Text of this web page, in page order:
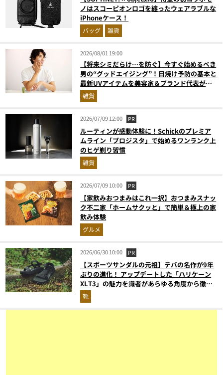
ノはスコーピオンロゴを纏ったウェアラブルな
iPhoneケース！
バッグ 雑貨
2026/08/01 19:00
【将来シミだらけ…を防ぐ】今すぐ始めるべき
男の“グッドエイジング”！日焼け予防の基本と
最新UVアイテムを美容家＆ブランド代表がプ
ロ目線で指南／大人の価値向上研究所
雑貨
2026/07/09 12:00 PR
ルーティンが感動体験に！Schickのプレミア
ムライン「プロジスタ」で始めるワンランク上
のヒゲ剃り習慣
雑貨
2026/07/09 10:00 PR
【家飲みおつまみはこれ一択】おつまみスナッ
ク不二家「ホームサクッと」で簡単＆極上の家
飲み体験
グルメ
2026/06/30 10:00 PR
【スポーツサンダルの元祖】テバの名作が9年
ぶりの進化！ アップデートした「ハリケーン
XLT3」の魅力を識者があらゆる角度から徹底
解説！
靴